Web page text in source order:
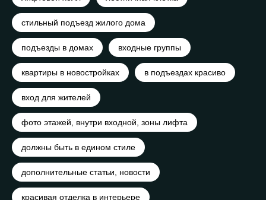
стильный подъезд жилого дома
подъезды в домах входные группы
квартиры в новостройках в подъездах красиво
вход для жителей
фото этажей, внутри входной, зоны лифта
должны быть в едином стиле
дополнительные статьи, новости
красивая отделка в интерьере